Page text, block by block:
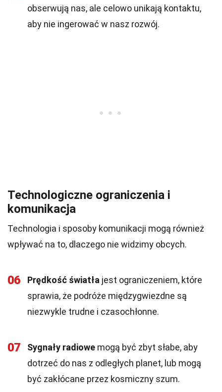
obserwują nas, ale celowo unikają kontaktu,
aby nie ingerować w nasz rozwój.
Technologiczne ograniczenia i
komunikacja
Technologia i sposoby komunikacji mogą również
wpływać na to, dlaczego nie widzimy obcych.
06 Prędkość światła jest ograniczeniem, które
sprawia, że podróże międzygwiezdne są
niezwykle trudne i czasochłonne.
07 Sygnały radiowe mogą być zbyt słabe, aby
dotrzeć do nas z odległych planet, lub mogą
być zakłócane przez kosmiczny szum.